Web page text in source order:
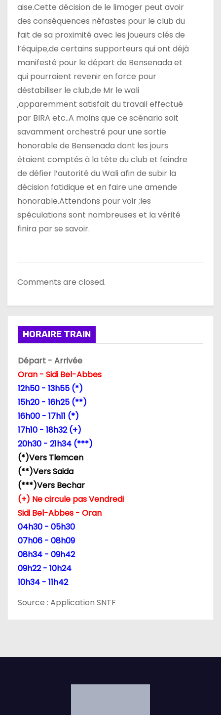
aise.Cette décision de le limoger peut avoir
des conséquences néfastes pour le club du
fait de sa proximité avec les joueurs clés de
l’équipe,de certains supporteurs qui ont déjà
manifesté pour le départ de Bensenada et
qui pourraient revenir en force pour
déstabiliser le club,de Mr le wali
,apparemment satisfait du travail effectué
par BIRA etc..A moins que ce scénario soit
savamment orchestré pour une sortie
honorable de Bensenada dont les jours
étaient comptés à la tête du club et feindre
de défier l’autorité du Wali afin de subir la
décision fatidique et en faire une amende
honorable.Attendons pour voir ;les
spéculations sont nombreuses et la vérité
finira par se savoir.
Comments are closed.
HORAIRE TRAIN
Départ - Arrivée
Oran - Sidi Bel-Abbes
12h50 - 13h55 (*)
15h20 - 16h25 (**)
16h00 - 17h11 (*)
17h10 - 18h32 (+)
20h30 - 21h34 (***)
(*)Vers Tlemcen
(**)Vers Saida
(***)Vers Bechar
(+) Ne circule pas Vendredi
Sidi Bel-Abbes - Oran
04h30 - 05h30
07h06 - 08h09
08h34 - 09h42
09h22 - 10h24
10h34 - 11h42
Source : Application SNTF